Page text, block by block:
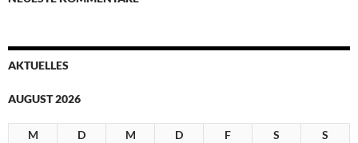
AKTUELLES
AUGUST 2026
M D M D F S
S